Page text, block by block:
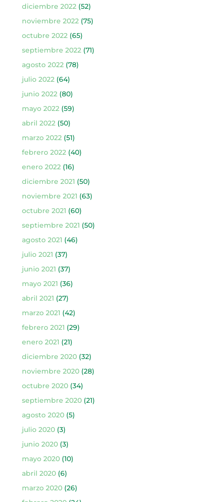
diciembre 2022 (52)
noviembre 2022 (75)
octubre 2022 (65)
septiembre 2022 (71)
agosto 2022 (78)
julio 2022 (64)
junio 2022 (80)
mayo 2022 (59)
abril 2022 (50)
marzo 2022 (51)
febrero 2022 (40)
enero 2022 (16)
diciembre 2021 (50)
noviembre 2021 (63)
octubre 2021 (60)
septiembre 2021 (50)
agosto 2021 (46)
julio 2021 (37)
junio 2021 (37)
mayo 2021 (36)
abril 2021 (27)
marzo 2021 (42)
febrero 2021 (29)
enero 2021 (21)
diciembre 2020(32)
noviembre 2020(28)
octubre 2020(34)
septiembre 2020(21)
agosto 2020(5)
julio 2020(3)
junio 2020(3)
mayo 2020(10)
abril 2020(6)
marzo 2020(26)